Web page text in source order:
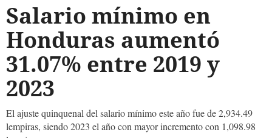
Salario mínimo en
Honduras aumentó
31.07% entre 2019 y
2023
El ajuste quinquenal del salario mínimo este año fue de 2,934.49
lempiras, siendo 2023 el año con mayor incremento con 1,098.98